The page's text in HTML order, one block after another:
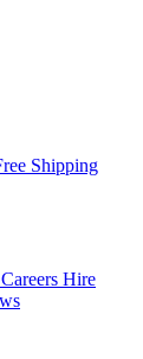
Shipping
Careers Hire